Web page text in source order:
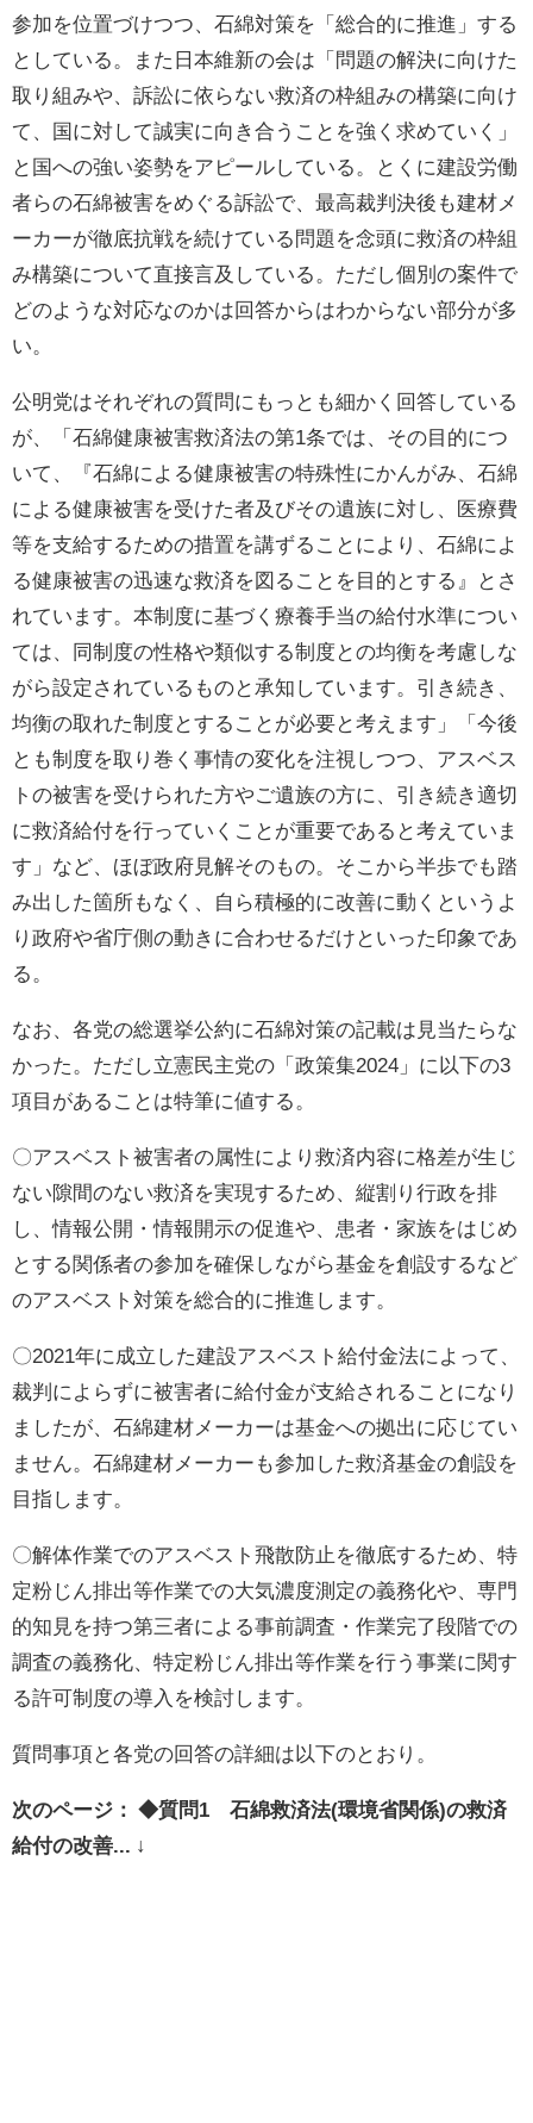
参加を位置づけつつ、石綿対策を「総合的に推進」する
としている。また日本維新の会は「問題の解決に向けた
取り組みや、訴訟に依らない救済の枠組みの構築に向け
て、国に対して誠実に向き合うことを強く求めていく」
と国への強い姿勢をアピールしている。とくに建設労働
者らの石綿被害をめぐる訴訟で、最高裁判決後も建材メ
ーカーが徹底抗戦を続けている問題を念頭に救済の枠組
み構築について直接言及している。ただし個別の案件で
どのような対応なのかは回答からはわからない部分が多
い。
公明党はそれぞれの質問にもっとも細かく回答している
が、「石綿健康被害救済法の第1条では、その目的につ
いて、『石綿による健康被害の特殊性にかんがみ、石綿
による健康被害を受けた者及びその遺族に対し、医療費
等を支給するための措置を講ずることにより、石綿によ
る健康被害の迅速な救済を図ることを目的とする』とさ
れています。本制度に基づく療養手当の給付水準につい
ては、同制度の性格や類似する制度との均衡を考慮しな
がら設定されているものと承知しています。引き続き、
均衡の取れた制度とすることが必要と考えます」「今後
とも制度を取り巻く事情の変化を注視しつつ、アスベス
トの被害を受けられた方やご遺族の方に、引き続き適切
に救済給付を行っていくことが重要であると考えていま
す」など、ほぼ政府見解そのもの。そこから半歩でも踏
み出した箇所もなく、自ら積極的に改善に動くというよ
り政府や省庁側の動きに合わせるだけといった印象であ
る。
なお、各党の総選挙公約に石綿対策の記載は見当たらな
かった。ただし立憲民主党の「政策集2024」に以下の3
項目があることは特筆に値する。
〇アスベスト被害者の属性により救済内容に格差が生じ
ない隙間のない救済を実現するため、縦割り行政を排
し、情報公開・情報開示の促進や、患者・家族をはじめ
とする関係者の参加を確保しながら基金を創設するなど
のアスベスト対策を総合的に推進します。
〇2021年に成立した建設アスベスト給付金法によって、
裁判によらずに被害者に給付金が支給されることになり
ましたが、石綿建材メーカーは基金への拠出に応じてい
ません。石綿建材メーカーも参加した救済基金の創設を
目指します。
〇解体作業でのアスベスト飛散防止を徹底するため、特
定粉じん排出等作業での大気濃度測定の義務化や、専門
的知見を持つ第三者による事前調査・作業完了段階での
調査の義務化、特定粉じん排出等作業を行う事業に関す
る許可制度の導入を検討します。
質問事項と各党の回答の詳細は以下のとおり。
次のページ： ◆質問1 石綿救済法(環境省関係)の救済
給付の改善... ↓